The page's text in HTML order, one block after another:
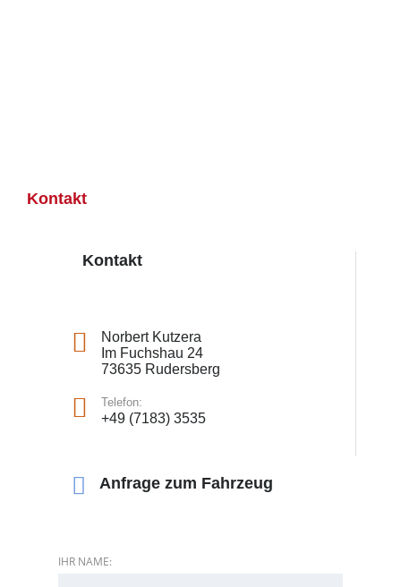
Kontakt
Kontakt
Norbert Kutzera
Im Fuchshau 24
73635 Rudersberg
Telefon:
+49 (7183) 3535
Anfrage zum Fahrzeug
IHR NAME: